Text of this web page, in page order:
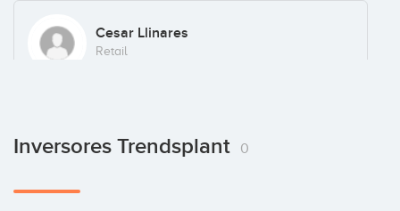
Cesar Llinares
Retail
Inversores Trendsplant 0